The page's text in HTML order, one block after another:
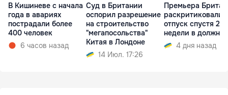
В Кишиневе с начала
года в авариях
пострадали более
400 человек
6 часов назад
Суд в Британии
оспорил разрешение
на строительство
"мегапосольства"
Китая в Лондоне
14 Июл. 17:26
Премьера
раскритиковали
отпуск спустя 2
недели в
4 дня назад